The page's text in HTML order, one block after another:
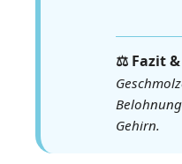
⚖️ Fazit
Gehirn.